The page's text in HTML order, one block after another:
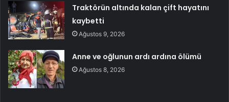
Traktörün altında kalan çift hayatını
kaybetti
Ağustos 9, 2026
Anne ve oğlunun ardı ardına ölümü
Ağustos 8, 2026